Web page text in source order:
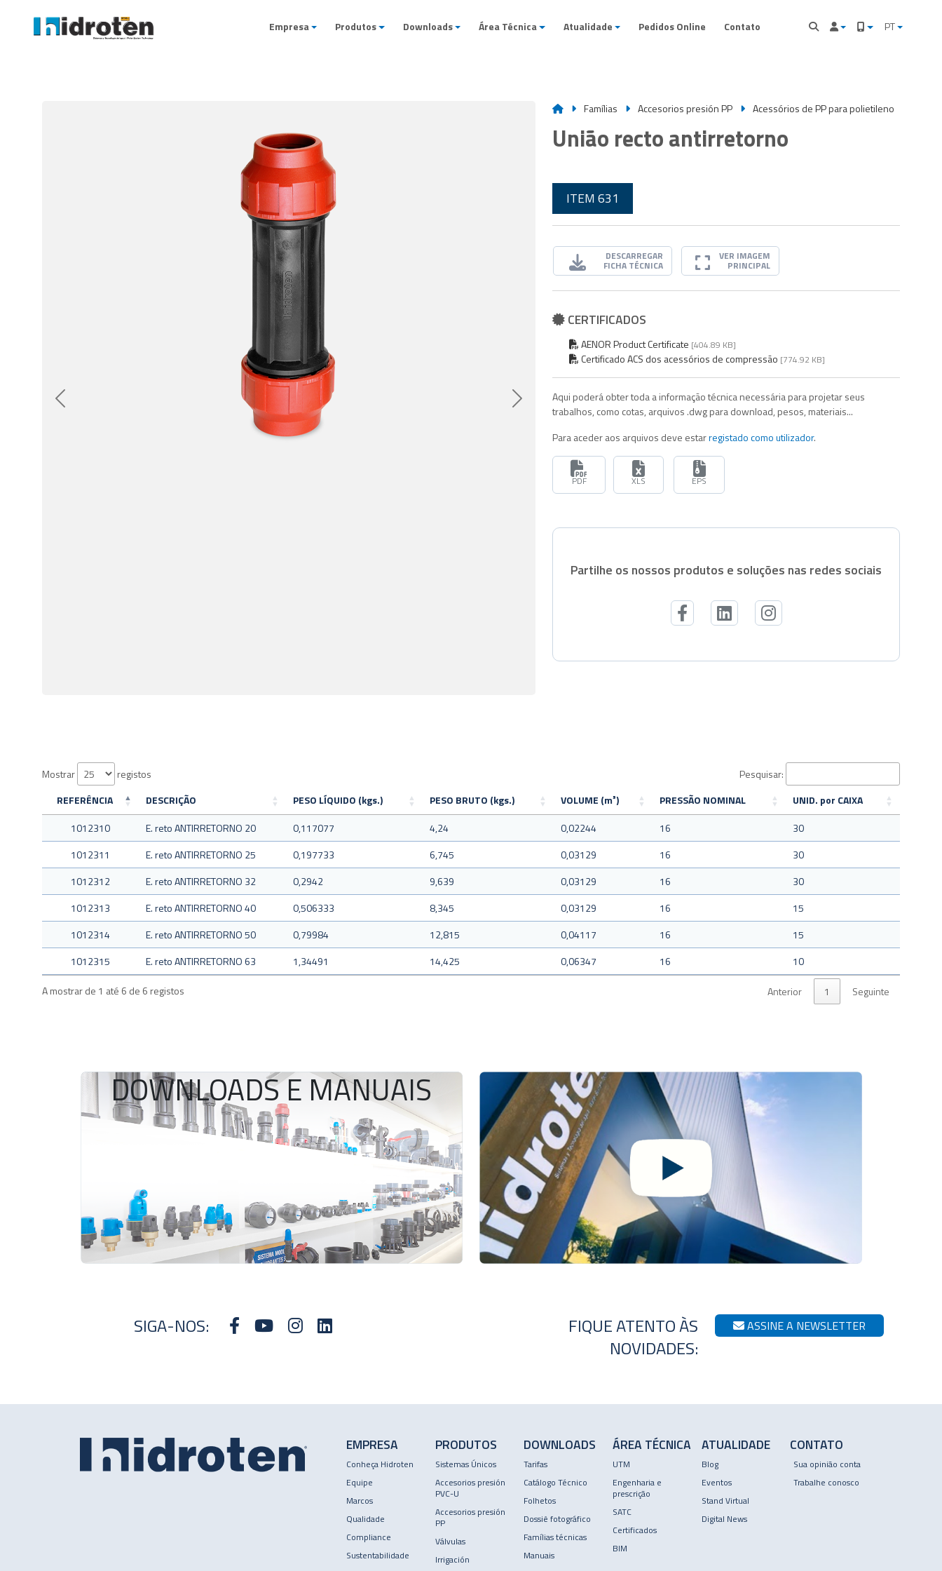
Empresa Produtos Downloads Área Técnica Atualidade Pedidos Online Contato PT
Anterior Seguinte
Famílias Accesorios presión PP Acessórios de PP para polietileno
União recto antirretorno
ITEM 631
DESCARREGAR
FICHA TÉCNICA
VER IMAGEM
PRINCIPAL
CERTIFICADOS
AENOR Product Certificate [404.89 KB]
Certificado ACS dos acessórios de compressão [774.92 KB]
Aqui poderá obter toda a informação técnica necessária para projetar seus
trabalhos, como cotas, arquivos .dwg para download, pesos, materiais...
Para aceder aos arquivos deve estarregistado como utilizador.
PDF XLS EPS
Partilhe os nossos produtos e soluções nas redes sociais
Mostrar registos
Pesquisar:
REFERÊNCIA
DESCRIÇÃO PESO LÍQUIDO (kgs.) PESO BRUTO (kgs.) VOLUME (m³) PRESSÃO NOMINAL
UNID. por CAIXA
1012310
E. reto ANTIRRETORNO 20 0,117077 4,24 0,02244 16
30
1012311
E. reto ANTIRRETORNO 25 0,197733 6,745 0,03129 16
30
1012312
E. reto ANTIRRETORNO 32 0,2942 9,639 0,03129 16
30
1012313
E. reto ANTIRRETORNO 40 0,506333 8,345 0,03129 16
15
1012314
E. reto ANTIRRETORNO 50 0,79984 12,815 0,04117 16
15
1012315
E. reto ANTIRRETORNO 63 1,34491 14,425 0,06347 16
10
A mostrar de 1 até 6 de 6 registos
Anterior 1 Seguinte
DOWNLOADS E MANUAIS
SIGA-NOS:
FIQUE ATENTO ÀS
NOVIDADES:
ASSINE A NEWSLETTER
EMPRESA
Conheça Hidroten
Equipe
Marcos
Qualidade
Compliance
Sustentabilidade
PRODUTOS
Sistemas Únicos
Accesorios presión
PVC-U
Accesorios presión
PP
Válvulas
Irrigación
DOWNLOADS
Tarifas
Catálogo Técnico
Folhetos
Dossiê fotográfico
Famílias técnicas
Manuais
ÁREA TÉCNICA
UTM
Engenharia e
prescrição
SATC
Certificados
BIM
ATUALIDADE
Blog
Eventos
Stand Virtual
Digital News
CONTATO
Sua opinião conta
Trabalhe conosco